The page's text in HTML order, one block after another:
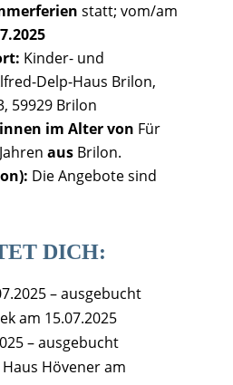
statt; vom/am
Kinder- und
Delp-Haus Brilon,
59929 Brilon
im Alter von Für
ausBrilon.
Die Angebote sind
DICH:
– ausgebucht
am 15.07.2025
– ausgebucht
Hövener am